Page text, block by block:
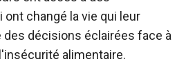
changé la vie qui leur
des décisions éclairées face à
alimentaire.